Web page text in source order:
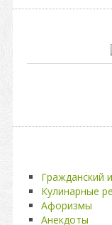
Гражданский
Кулинарные
Афоризмы
Анекдоты